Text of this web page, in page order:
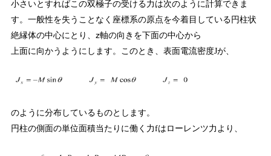
小さいとすればこの双極子の受ける力は次のように計算できま
す。一般性を失うことなく座標系の原点を今着目している円柱状
絶縁体の中心にとり、z軸の向きを下面の中心から
上面に向かうようにします。このとき、表面電流密度Jが、
のように分布しているものとします。
円柱の側面の単位面積当たりに働く力fはローレンツ力より、